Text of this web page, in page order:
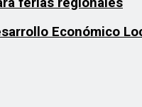
Económico